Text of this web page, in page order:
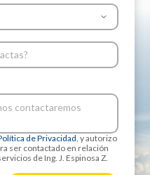
de Privacidad, y autorizo
ser contactado en relación
de Ing. J. Espinosa Z.